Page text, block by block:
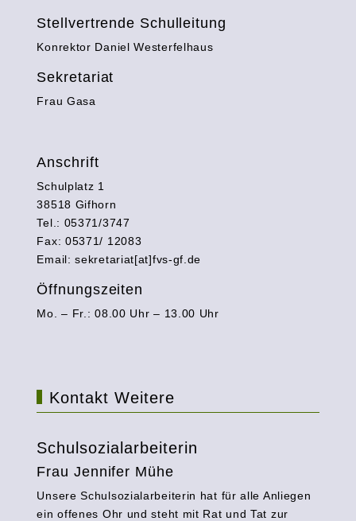
Stellvertrende Schulleitung
Konrektor Daniel Westerfelhaus
Sekretariat
Frau Gasa
Anschrift
Schulplatz 1
38518 Gifhorn
Tel.: 05371/3747
Fax: 05371/ 12083
Email: sekretariat[at]fvs-gf.de
Öffnungszeiten
Mo. – Fr.: 08.00 Uhr – 13.00 Uhr
Kontakt Weitere
Schulsozialarbeiterin
Frau Jennifer Mühe
Unsere Schulsozialarbeiterin hat für alle Anliegen
ein offenes Ohr und steht mit Rat und Tat zur